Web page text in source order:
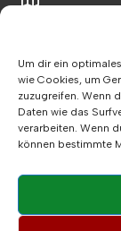
Um dir ein
wie Cookies, um
zuzugreifen. Wenn
Daten wie das
verarbeiten. Wenn
können bestimmte
42551
Musikstudio
Datenschutz
Impressum